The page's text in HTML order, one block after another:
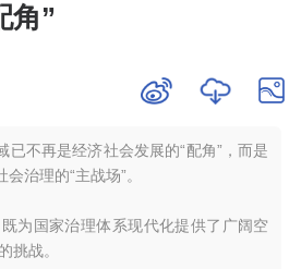
角”
已不再是经济社会发展的“配角”，而是
治理的“主战场”。
为国家治理体系现代化提供了广阔空
挑战。